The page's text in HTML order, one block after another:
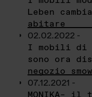
Leben
abitare
02.02.2022 -
I mobili di
sono ora
negozio
07.12.2021 -
MONIKA– il